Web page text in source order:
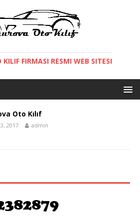
FIRMASI RESMI WEB SITESI
Oto Kılıf
2017 admin